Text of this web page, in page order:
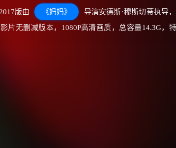
版由 《妈妈》
导演安德斯·穆斯切蒂执导
片无删减版本，1080P高清画质，总容量14.3G，